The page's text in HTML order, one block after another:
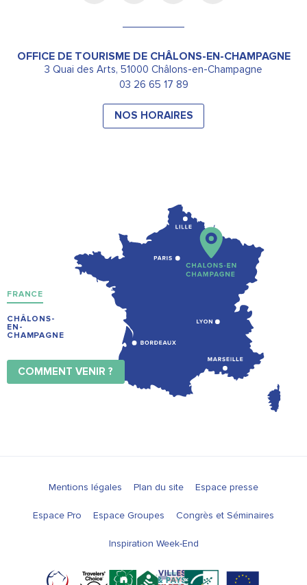
OFFICE DE TOURISME DE CHÂLONS-EN-CHAMPAGNE
3 Quai des Arts, 51000 Châlons-en-Champagne
03 26 65 17 89
NOS HORAIRES
FRANCE
CHÂLONS-
EN-
CHAMPAGNE
COMMENT VENIR ?
Mentions légales Plan du site Espace presse
Espace Pro Espace Groupes Congrès et Séminaires
Inspiration Week-End